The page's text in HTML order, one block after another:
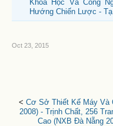
Khoa Học Và Công
Hướng Chiến Lược -
Oct 23, 2015
< Cơ Sở Thiết Kế Máy Và
2008) - Trịnh Chất, 256
Cao (NXB Đà Nẵng